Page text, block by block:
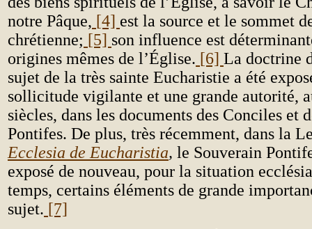
notre Pâque, [4] est la source et le sommet
chrétienne; [5] son influence est
origines mêmes de l’Église. [6] La doctrine
sujet de la très sainte Eucharistie a été
sollicitude vigilante et une grande autorité,
siècles, dans les documents des Conciles et
Pontifes. De plus, très récemment, dans la
Ecclesia de Eucharistia, le Souverain
exposé de nouveau, pour la situation
temps, certains éléments de grande
sujet. [7]